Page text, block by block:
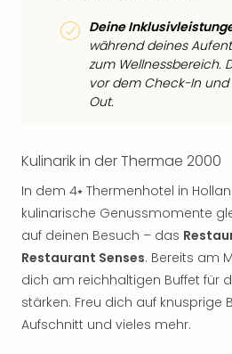
Deine
während deines
zum Wellnessbereich.
vor dem Check-In
Out.
Kulinarik in der Thermae 2000
In dem 4⭑ Thermenhotel in
kulinarische Genussmomente
auf deinen Besuch – das
Restaurant Senses. Bereits am
dich am reichhaltigen Buffet für
stärken. Freu dich auf knusprige
Aufschnitt und vieles mehr.